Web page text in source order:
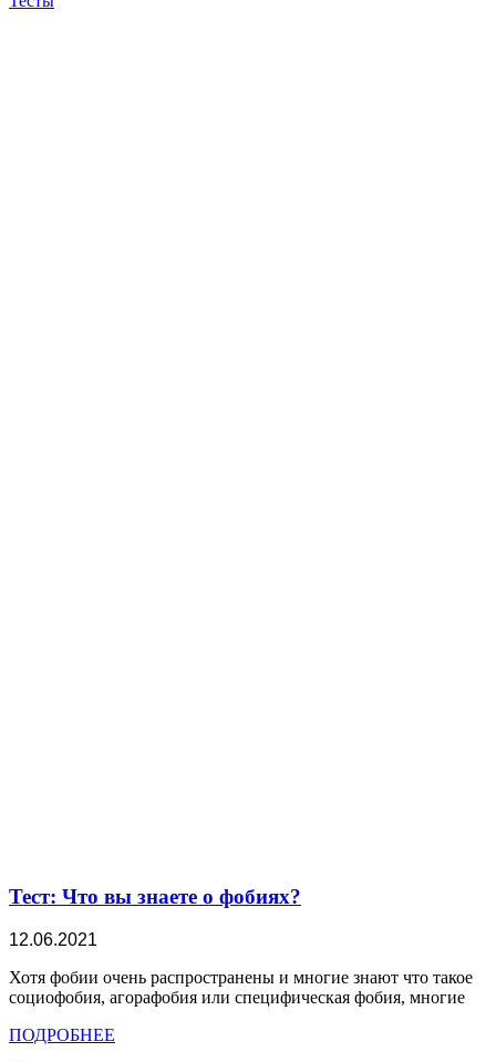
Тест: Что вы знаете о фобиях?
12.06.2021
Хотя фобии очень распространены и многие знают что такое
социофобия, агорафобия или специфическая фобия, многие
ПОДРОБНЕЕ